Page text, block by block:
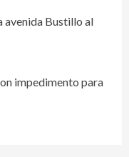
avenida Bustillo al
impedimento para